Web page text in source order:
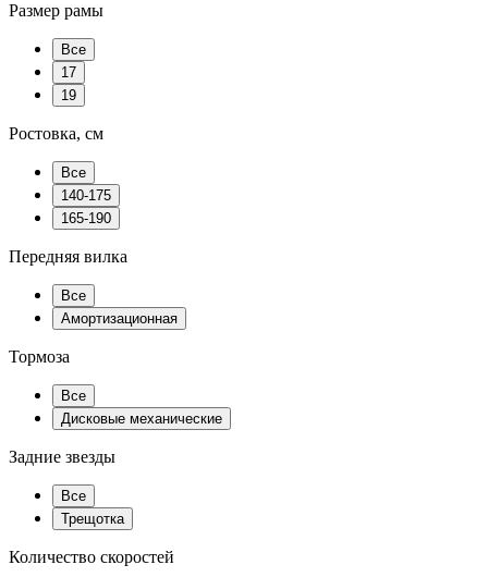
Размер рамы
Все
17
19
Ростовка, см
Все
140-175
165-190
Передняя вилка
Все
Амортизационная
Тормоза
Все
Дисковые механические
Задние звезды
Все
Трещотка
Количество скоростей